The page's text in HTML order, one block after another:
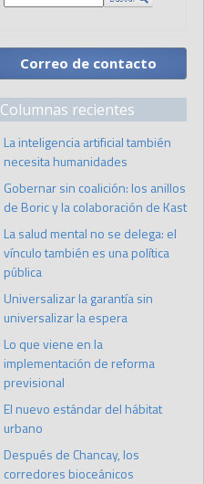
Correo de contacto
Columnas recientes
La inteligencia artificial también
necesita humanidades
Gobernar sin coalición: los anillos
de Boric y la colaboración de Kast
La salud mental no se delega: el
vínculo también es una política
pública
Universalizar la garantía sin
universalizar la espera
Lo que viene en la
implementación de reforma
previsional
El nuevo estándar del hábitat
urbano
Después de Chancay, los
corredores bioceánicos